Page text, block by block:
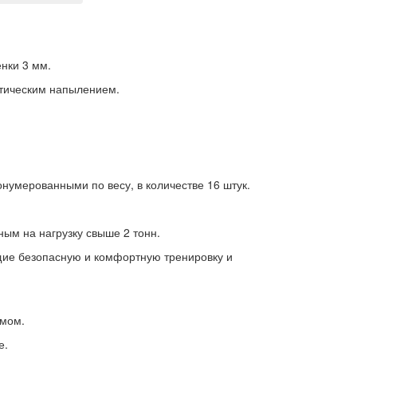
3 мм.
напылением.
по весу, в количестве 16 штук.
на нагрузку свыше 2 тонн.
безопасную и комфортную тренировку и